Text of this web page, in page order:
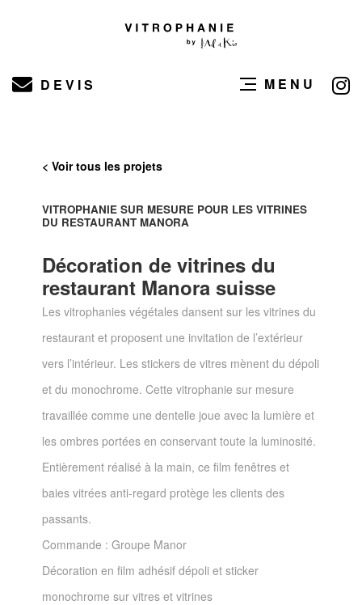
DEVIS MENU
< Voir tous les projets
VITROPHANIE SUR MESURE POUR LES VITRINES
DU RESTAURANT MANORA
Décoration de vitrines du
restaurant Manora suisse
Les vitrophanies végétales dansent sur les vitrines du
restaurant et proposent une invitation de l’extérieur
vers l’intérieur. Les stickers de vitres mènent du dépoli
et du monochrome. Cette vitrophanie sur mesure
travaillée comme une dentelle joue avec la lumière et
les ombres portées en conservant toute la luminosité.
Entièrement réalisé à la main, ce film fenêtres et
baies vitrées anti-regard protège les clients des
passants.
Commande : Groupe Manor
Décoration en film adhésif dépoli et sticker
monochrome sur vitres et vitrines